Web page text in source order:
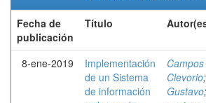
Fecha de
publicación
Título
8-ene-2019
Implementación
de un Sistema
de información
Clevorio;
Gustavo;